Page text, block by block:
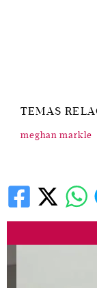
TEMAS
meghan markle